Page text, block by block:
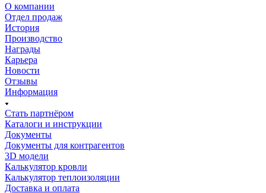
О компании
Отдел продаж
История
Производство
Награды
Карьера
Новости
Отзывы
Информация
Стать партнёром
Каталоги и инструкции
Документы
Документы для контрагентов
3D модели
Калькулятор кровли
Калькулятор теплоизоляции
Доставка и оплата